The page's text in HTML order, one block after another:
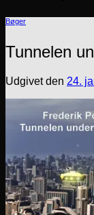
Bøger
Tunnelen
Udgivet den 24.